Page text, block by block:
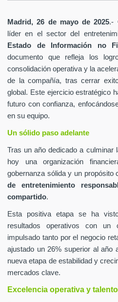
Madrid, 26 de mayo de 2025.-
líder en el sector del
Estado de Información no
documento que refleja los
consolidación operativa y la
de la compañía, tras cerrar
global. Este ejercicio estratégico
futuro con confianza,
en su equipo.
Un sólido paso adelante
Tras un año dedicado a culminar
hoy una organización
gobernanza sólida y un propósito
de entretenimiento
compartido.
Esta positiva etapa se ha
resultados operativos con un
impulsado tanto por el negocio
ajustado un 26% superior al año
nueva etapa de estabilidad y
mercados clave.
Excelencia operativa y talento